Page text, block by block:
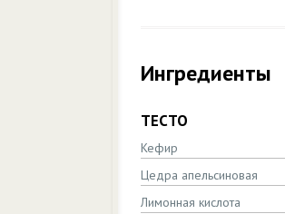
Ингредиенты
ТЕСТО
Кефир
Цедра апельсиновая
Лимонная кислота